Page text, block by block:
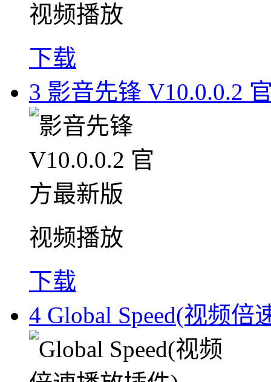
视频播放
下载
3 影音先锋 V10.0.0.2
视频播放
下载
4 Global Speed(视频倍